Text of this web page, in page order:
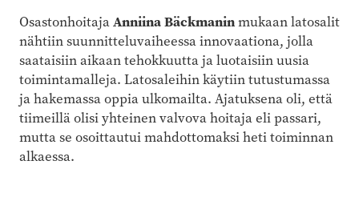
OsastonhoitajaAnniina Bäckmaninmukaan latosalit
nähtiin suunnitteluvaiheessa innovaationa, jolla
saataisiin aikaan tehokkuutta ja luotaisiin uusia
toimintamalleja. Latosaleihin käytiin tutustumassa
ja hakemassa oppia ulkomailta. Ajatuksena oli, että
tiimeillä olisi yhteinen valvova hoitaja eli passari,
mutta se osoittautui mahdottomaksi heti toiminnan
alkaessa.